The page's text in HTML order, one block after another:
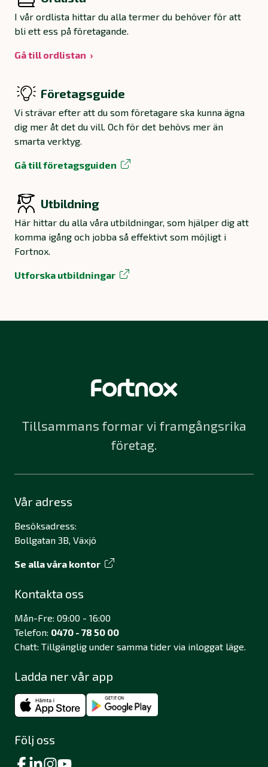
I vår ordlista hittar du alla termer du behöver för att
bli ett ess på företagande.
Gå till ordlistan
Företagsguide
Vi strävar efter att du som företagare ska kunna ägna
dig mer åt det du vill. Och för det behövs mer än
smarta verktyg.
Gå till företagsguiden
Utbildning
Här hittar du alla våra utbildningar, som hjälper dig att
komma igång och jobba så effektivt som möjligt i
Fortnox.
Utforska utbildningar
Tillsammans formar vi framgångsrika
företag.
Vår adress
Besöksadress:
Bollgatan 3B, Växjö
Se alla våra kontor
Kontakta oss
Mån-Fre: 09:00 - 16:00
Telefon: 0470 - 78 50 00
Chatt: Tillgänglig under samma tider via inloggat läge.
Ladda ner vår app
Följ oss